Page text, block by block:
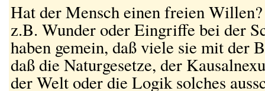
Hat der Mensch einen freien
z.B. Wunder oder Eingriffe bei der
haben gemein, daß viele sie mit der
daß die Naturgesetze, der
der Welt oder die Logik solches